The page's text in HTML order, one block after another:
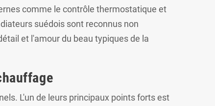
comme le contrôle thermostatique et
suédois sont reconnus non
et l'amour du beau typiques de la
L'un de leurs principaux points forts est